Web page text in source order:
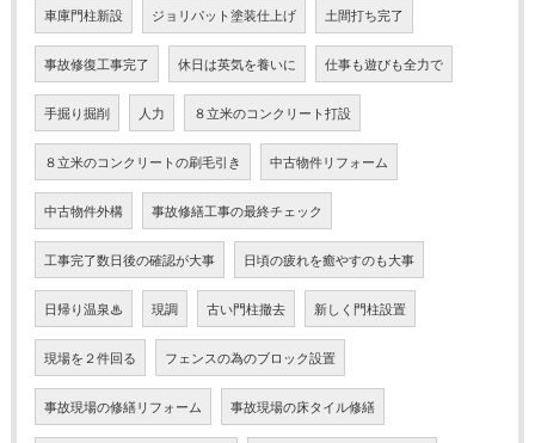
車庫門柱新設 ジョリパット塗装仕上げ 土間打ち完了
事故修復工事完了 休日は英気を養いに 仕事も遊びも全力で
手掘り掘削 人力 ８立米のコンクリート打設
８立米のコンクリートの刷毛引き 中古物件リフォーム
中古物件外構 事故修繕工事の最終チェック
工事完了数日後の確認が大事 日頃の疲れを癒やすのも大事
日帰り温泉♨ 現調 古い門柱撤去 新しく門柱設置
現場を２件回る フェンスの為のブロック設置
事故現場の修繕リフォーム 事故現場の床タイル修繕